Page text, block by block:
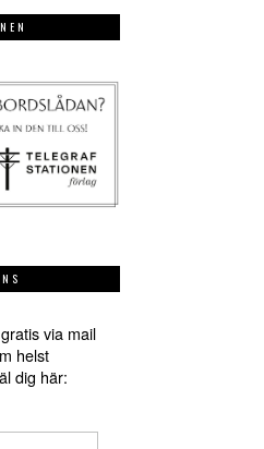
via mail
helst
dig här: